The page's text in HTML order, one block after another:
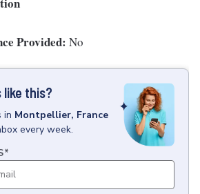
Provided: No
like this?
in Montpellier, France
every week.
*